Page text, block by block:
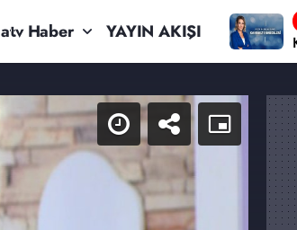
atv Haber YAYIN AKIŞI